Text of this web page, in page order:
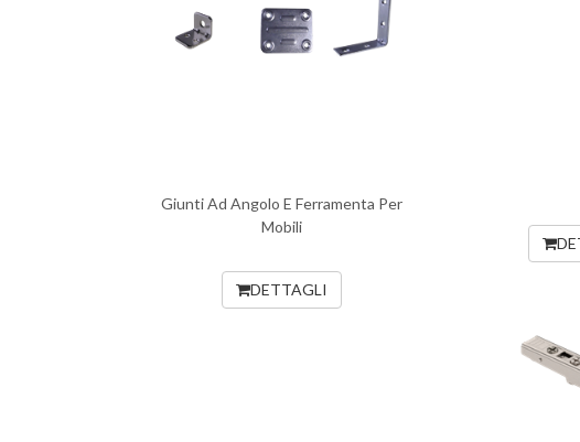
Giunti Ad Angolo E Ferramenta Per
Mobili
DETTAGLI